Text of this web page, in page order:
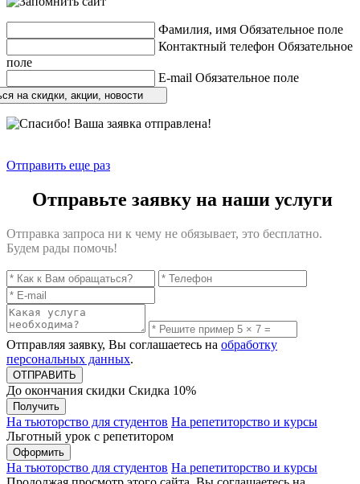
Фамилия, имя Обязательное поле
Контактный телефон Обязательное
поле
E-mail Обязательное поле
на скидки, акции, новости
Отправить еще раз
Отправьте заявку на наши услуги
Отправка запроса ни к чему не обязывает, это бесплатно.
Будем рады помочь!
Отправляя заявку, Вы соглашаетесь на обработку
персональных данных.
До окончания скидки Скидка 10%
Получить
На тьюторство для студентов На репетиторство и курсы
Льготный урок с репетитором
Оформить
На тьюторство для студентов На репетиторство и курсы